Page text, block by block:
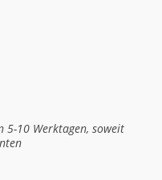
10 Werktagen, soweit